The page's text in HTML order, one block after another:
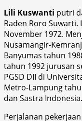
Lili Kuswanti putri
Raden Roro
November 1972.
Nusamangir-
Banyumas tahun
tahun 1992 jurusan
PGSD DII di
Metro-Lampung
dan Sastra Indonesia.
Perjalanan